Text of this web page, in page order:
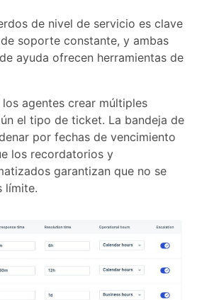
de nivel de servicio es clave
soporte constante, y ambas
ayuda ofrecen herramientas de
agentes crear múltiples
el tipo de ticket. La bandeja de
por fechas de vencimiento
los recordatorios y
garantizan que no se
límite.